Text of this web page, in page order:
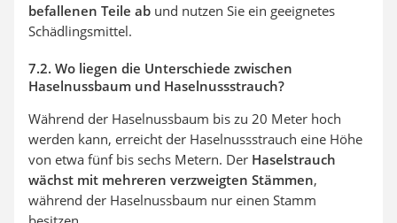
befallenen Teile ab und nutzen Sie ein geeignetes
Schädlingsmittel.
7.2. Wo liegen die Unterschiede zwischen
Haselnussbaum und Haselnussstrauch?
Während der Haselnussbaum bis zu 20 Meter hoch
werden kann, erreicht der Haselnussstrauch eine Höhe
von etwa fünf bis sechs Metern. Der Haselstrauch
wächst mit mehreren verzweigten Stämmen,
während der Haselnussbaum nur einen Stamm